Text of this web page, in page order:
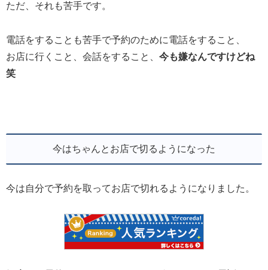
ただ、それも苦手です。
電話をすることも苦手で予約のために電話をすること、
お店に行くこと、会話をすること、 今も嫌なんですけどね
笑
今はちゃんとお店で切るようになった
今は自分で予約を取ってお店で切れるようになりました。